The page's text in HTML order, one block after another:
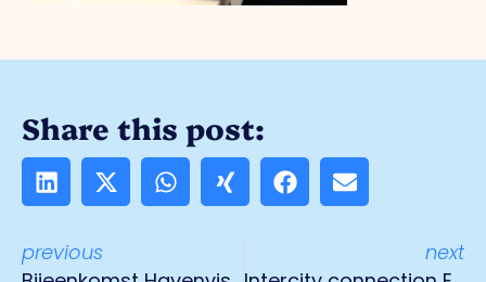
Share this post:
previous
next